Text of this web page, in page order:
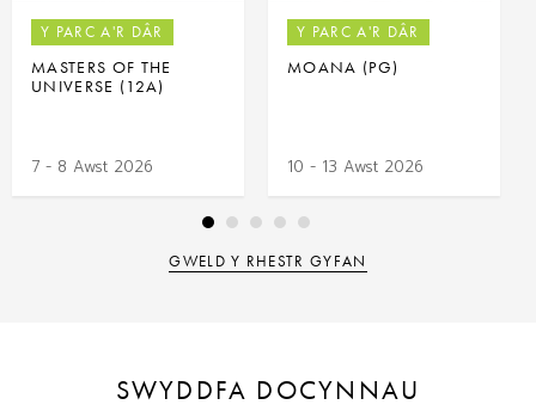
Y PARC A'R DÂR
MASTERS OF THE
UNIVERSE (12A)
7 - 8 Awst 2026
Y PARC A'R DÂR
MOANA (PG)
10 - 13 Awst 2026
GWELD Y RHESTR GYFAN
SWYDDFA DOCYNNAU